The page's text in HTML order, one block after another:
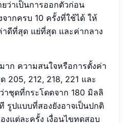
ว่าเป็นการออกตัวก่อน
กครบ 10 ครั้งที่ใช้ได้ ให้
ดีที่สุด แย่ที่สุด และค่ากลาง
ก ความสนใจหรือการตั้งค่า
205, 212, 218, 221 และ
าชุดที่กระโดดจาก 180 มิลลิ
รูปแบบที่สองยังอาจเป็นปกติ
งแต่ละครั้ง เงื่อนไขทดสอบ